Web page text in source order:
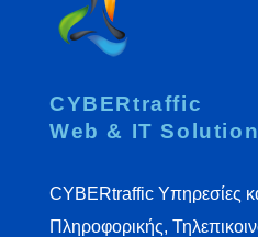
CYBERtraffic
Web & IT
CYBERtraffic Υπηρεσίες
Πληροφορικής,